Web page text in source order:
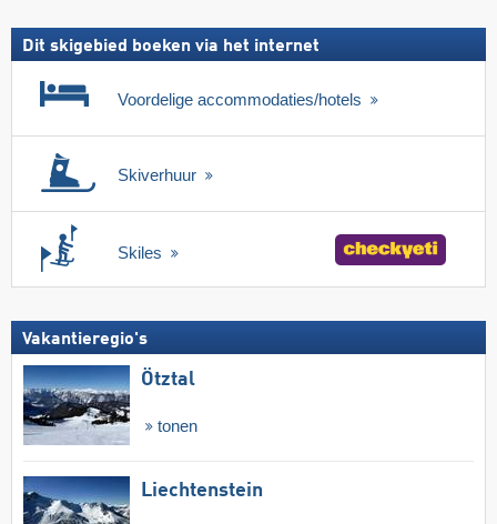
Dit skigebied boeken via het internet
Voordelige accommodaties/hotels
Skiverhuur
Skiles
Vakantieregio's
Ötztal
tonen
Liechtenstein